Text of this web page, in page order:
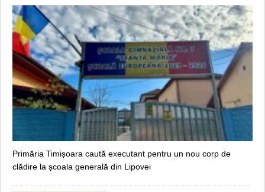
Primăria Timișoara caută executant pentru un nou corp de
clădire la școala generală din Lipovei